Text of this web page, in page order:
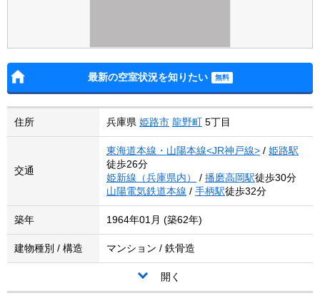
最新の空室状況を知りたい
住所 兵庫県 姫路市 龍野町 5丁目
交通
東海道本線・山陽本線<JR神戸線> / 姫路駅
徒歩26分
姫新線（兵庫県内）
/ 播磨高岡駅徒歩30分
山陽電気鉄道本線 / 手柄駅徒歩32分
築年 1964年01月 (築62年)
建物種別 / 構造 マンション / 鉄骨造
開く